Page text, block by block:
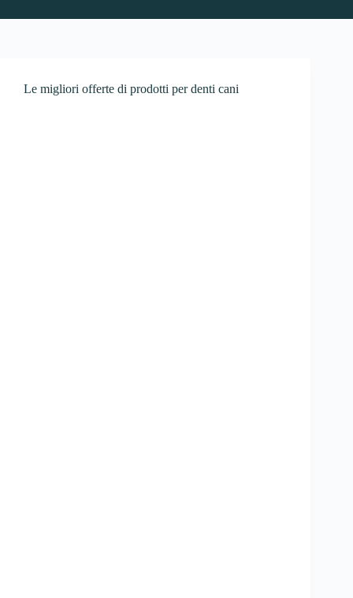
Le migliori offerte di prodotti per denti cani